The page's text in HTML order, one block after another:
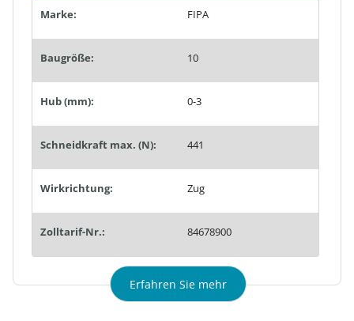
Marke: FIPA
Baugröße: 10
Hub (mm): 0-3
Schneidkraft max. (N): 441
Wirkrichtung: Zug
Zolltarif-Nr.: 84678900
Erfahren Sie mehr